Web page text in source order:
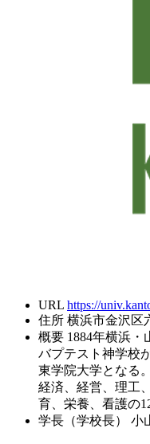
URL https://
住所 横浜市金沢区
概要 1884年横浜
バプテスト神学校
東学院大学となる
経済、経営、理工
育、栄養、看護の
学長（学校長）
小